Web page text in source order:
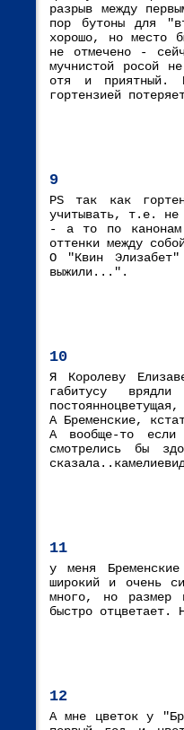
разрыв между
пор бутоны для
хорошо, но место
не отмечено -
мучнистой росой
отя и приятный.
гортензией
9
PS так как
учитывать, т.е. не
- а то по канонам
оттенки между
О "Квин
выжили...".
10
Я Королеву
габитусу
А Бременские,
А вообще-то если
смотрелись бы
11
у меня
широкий и очень
много, но размер
быстро отцветает.
12
А мне цветок у